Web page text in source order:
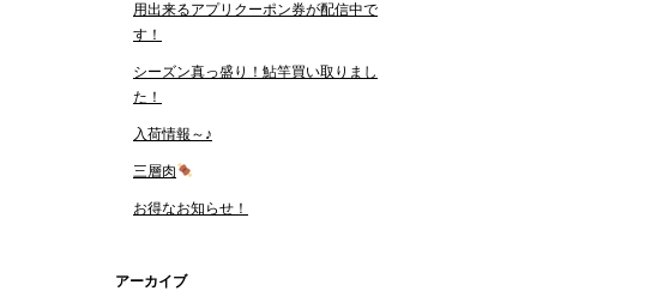
用出来るアプリクーポン券が配信中で
す！
シーズン真っ盛り！鮎竿買い取りまし
た！
入荷情報～♪
三層肉
お得なお知らせ！
アーカイブ